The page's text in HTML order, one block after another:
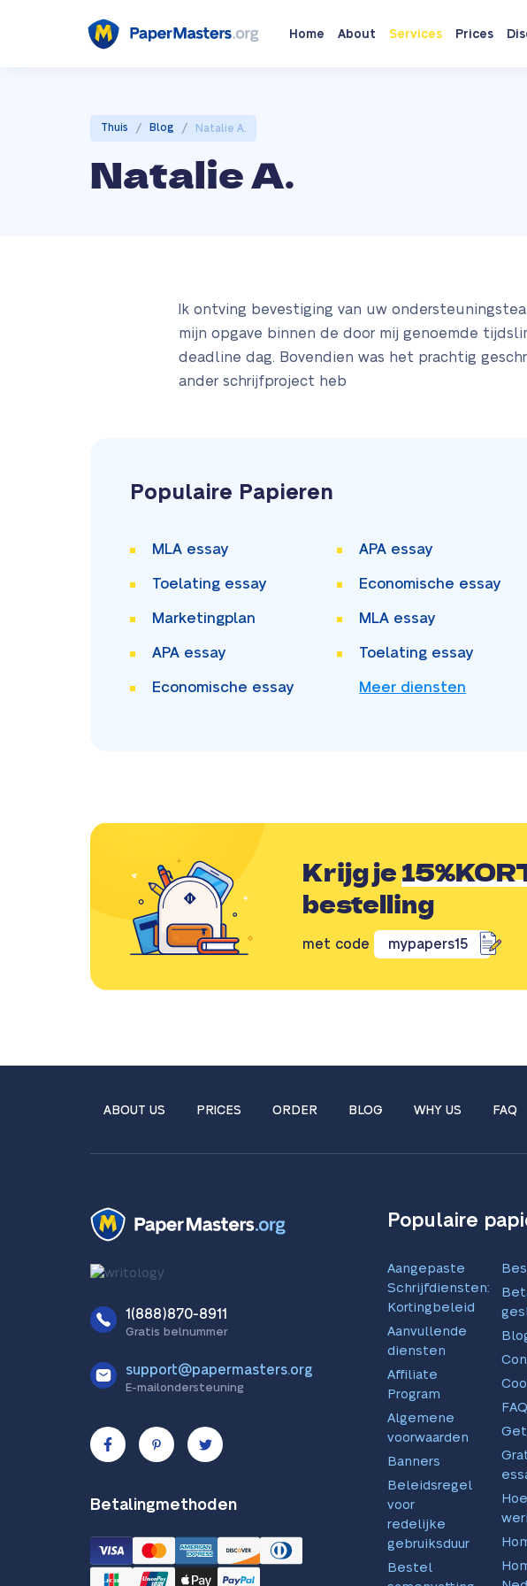
Home About Services Prices
Thuis / Blog / Natalie A.
Natalie A.
Ik ontving bevestiging van uw
mijn opgave binnen de door mij genoemde
deadline dag. Bovendien was het prachtig
ander schrijfproject heb
Populaire Papieren
MLA essay APA essay
Toelating essay Economische essay
Marketingplan MLA essay
APA essay Toelating essay
Economische essay Meer diensten
Krijg je
bestelling
met code mypapers15
ABOUT US PRICES ORDER BLOG WHY US FAQ
1(888)870-8911
Gratis belnummer
support@papermasters.org
E-mailondersteuning
Betalingmethoden
Populaire
Aangepaste
Schrijfdiensten:
Kortingbeleid
Aanvullende
diensten
Affiliate
Program
Algemene
voorwaarden
Banners
Beleidsregel
voor
redelijke
gebruiksduur
Bestel
FAQ